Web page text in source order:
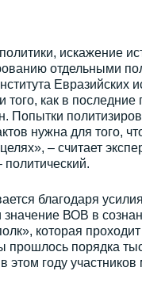
искажение
отдельными
Евразийских
как в
нужна для того,
– считает
благодаря
значение ВОВ в
которая проходит
порядка
этом году